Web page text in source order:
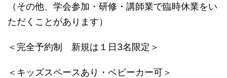
（その他、学会参加・研修・講師業で臨時休業をい
ただくことがあります）
＜完全予約制 新規は１日3名限定＞
＜キッズスペースあり・ベビーカー可＞